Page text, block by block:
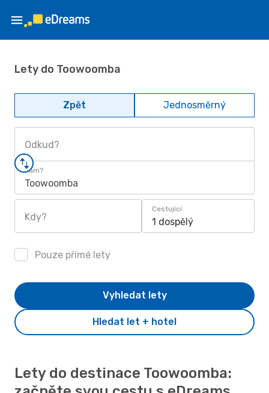
Lety do Toowoomba
Zpět Jednosměrný
Odkud?
Kam?
Toowoomba
Kdy?
Cestující
1 dospělý
Pouze přímé lety
Hledat let + hotel
Vyhledat lety
Lety do destinace Toowoomba: